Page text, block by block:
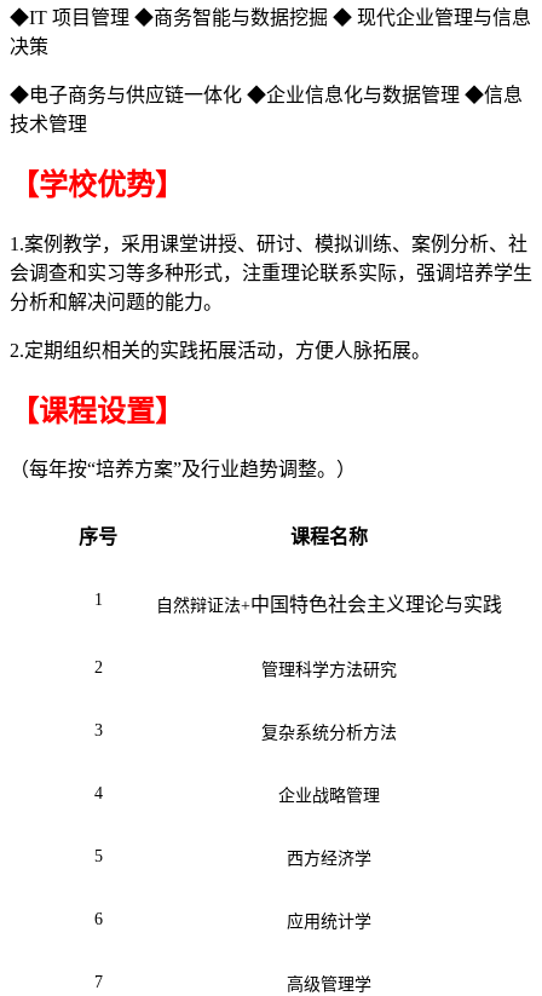
◆IT 项目管理 ◆商务智能与数据挖掘 ◆ 现代企业管理与信息
决策
◆电子商务与供应链一体化 ◆企业信息化与数据管理 ◆信息
技术管理
【学校优势】
1.案例教学，采用课堂讲授、研讨、模拟训练、案例分析、社
会调查和实习等多种形式，注重理论联系实际，强调培养学生
分析和解决问题的能力。
2.定期组织相关的实践拓展活动，方便人脉拓展。
【课程设置】
（每年按“培养方案”及行业趋势调整。）
序号 课程名称
1 自然辩证法+中国特色社会主义理论与实践
2 管理科学方法研究
3 复杂系统分析方法
4 企业战略管理
5 西方经济学
6 应用统计学
7 高级管理学